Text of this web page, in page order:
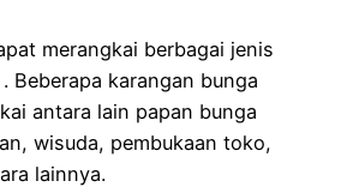
merangkai berbagai jenis
Beberapa karangan bunga
antara lain papan bunga
wisuda, pembukaan toko,
lainnya.